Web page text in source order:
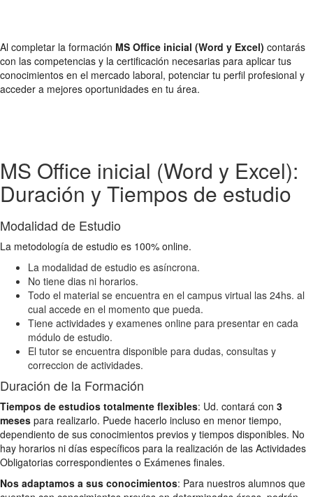
Al completar la formación MS Office inicial (Word y Excel) contarás
con las competencias y la certificación necesarias para aplicar tus
conocimientos en el mercado laboral, potenciar tu perfil profesional y
acceder a mejores oportunidades en tu área.
MS Office inicial (Word y Excel):
Duración y Tiempos de estudio
Modalidad de Estudio
La metodología de estudio es 100% online.
La modalidad de estudio es asíncrona.
No tiene dias ni horarios.
Todo el material se encuentra en el campus virtual las 24hs. al
cual accede en el momento que pueda.
Tiene actividades y examenes online para presentar en cada
módulo de estudio.
El tutor se encuentra disponible para dudas, consultas y
correccion de actividades.
Duración de la Formación
Tiempos de estudios totalmente flexibles: Ud. contará con 3
meses para realizarlo. Puede hacerlo incluso en menor tiempo,
dependiento de sus conocimientos previos y tiempos disponibles. No
hay horarios ni días específicos para la realización de las Actividades
Obligatorias correspondientes o Exámenes finales.
Nos adaptamos a sus conocimientos: Para nuestros alumnos que